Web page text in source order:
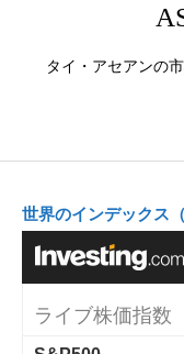
タイ・アセアンの
世界のインデックス